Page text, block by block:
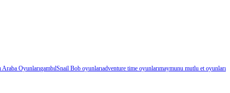
Araba OyunlarıgambılSnail Bob oyunlarıadventure time oyunlarımaymunu mutlu et oyunları